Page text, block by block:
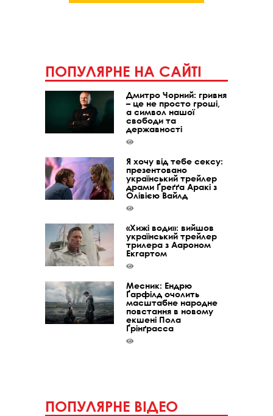
ПОПУЛЯРНЕ НА САЙТІ
Дмитро Чорний: гривня
– це не просто гроші,
а символ нашої
свободи та
державності
Я хочу від тебе сексу:
презентовано
український трейлер
драми Ґреґґа Аракі з
Олівією Вайлд
«Хижі води»: вийшов
український трейлер
трилера з Аароном
Екгартом
Месник: Ендрю
Ґарфілд очолить
масштабне народне
повстання в новому
екшені Пола
Ґрінґрасса
ПОПУЛЯРНЕ ВІДЕО